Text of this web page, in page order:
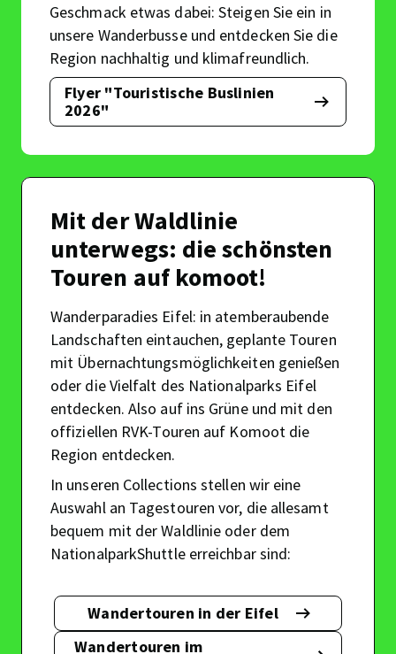
Geschmack etwas dabei: Steigen Sie ein in
unsere Wanderbusse und entdecken Sie die
Region nachhaltig und klimafreundlich.
Flyer "Touristische Buslinien
2026"
Buslinien
der
Nordeifel
Mit der Waldlinie
unterwegs: die schönsten
Touren auf komoot!
Wanderparadies Eifel: in atemberaubende
Landschaften eintauchen, geplante Touren
mit Übernachtungsmöglichkeiten genießen
oder die Vielfalt des Nationalparks Eifel
entdecken. Also auf ins Grüne und mit den
offiziellen RVK-Touren auf Komoot die
Region entdecken.
In unseren Collections stellen wir eine
Auswahl an Tagestouren vor, die allesamt
bequem mit der Waldlinie oder dem
NationalparkShuttle erreichbar sind:
Wandertouren in der Eifel
Mit
der
Wandertouren im